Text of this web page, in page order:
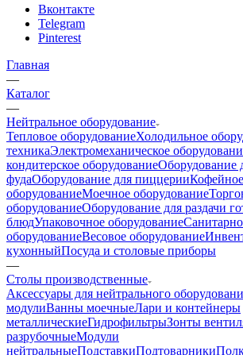
Вконтакте
Telegram
Pinterest
Главная
—
Каталог
—
Нейтральное оборудование
Тепловое оборудованиеХолодильное
техникаЭлектромеханическое
кондитерское оборудованиеОборудование
фудаОборудование для пиццерииКофейное
оборудованиеМоечное оборудование
оборудованиеОборудование для раздачи
блюдУпаковочное оборудование
оборудованиеВесовое оборудование
кухонныйПосуда и столовые приборы
—
Столы производственные
Аксессуары для нейтрального
модулиВанны моечныеЛари и контейнеры
металлическиеГидрофильтрыЗонты
разрубочныеМодули
нейтральныеПодставкиПодтоварники